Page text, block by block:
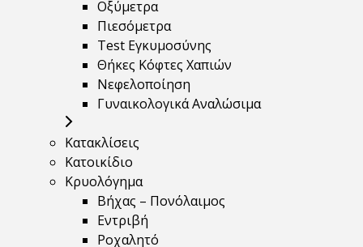
Οξύμετρα
Πιεσόμετρα
Test Εγκυμοσύνης
Θήκες Κόφτες Χαπιών
Νεφελοποίηση
Γυναικολογικά Αναλώσιμα
Κατακλίσεις
Κατοικίδιο
Κρυολόγημα
Βήχας – Πονόλαιμος
Εντριβή
Ροχαλητό